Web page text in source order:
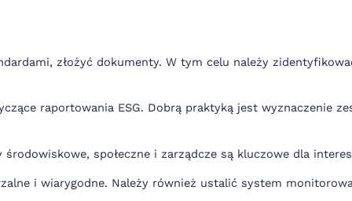
złożyć dokumenty. W tym celu należy
raportowania ESG. Dobrą praktyką jest wyznaczenie
społeczne i zarządcze są kluczowe dla
i wiarygodne. Należy również ustalić system